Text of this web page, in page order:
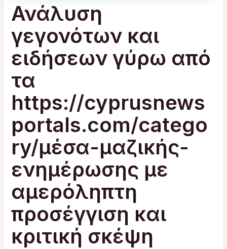
Ανάλυση
γεγονότων και
ειδήσεων γύρω από
τα
https://cyprusnews
portals.com/catego
ry/μέσα-μαζικής-
ενημέρωσης με
αμερόληπτη
προσέγγιση και
κριτική σκέψη